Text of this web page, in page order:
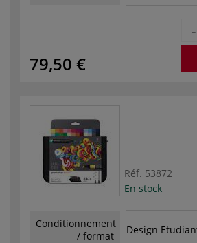
79,50 €
-
Réf. 53872
En stock
Conditionnement
/ format
Design